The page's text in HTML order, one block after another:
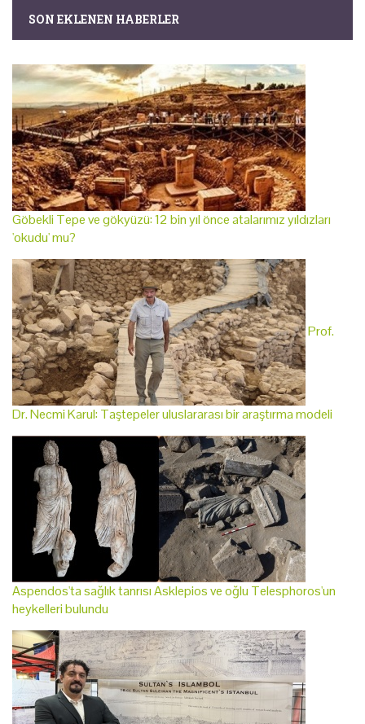
SON EKLENEN HABERLER
Göbekli Tepe ve gökyüzü: 12 bin yıl önce atalarımız yıldızları
'okudu' mu?
Prof.
Dr. Necmi Karul: Taştepeler uluslararası bir araştırma modeli
Aspendos'ta sağlık tanrısı Asklepios ve oğlu Telesphoros'un
heykelleri bulundu